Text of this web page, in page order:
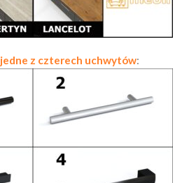
jedne z czterech uchwytów: